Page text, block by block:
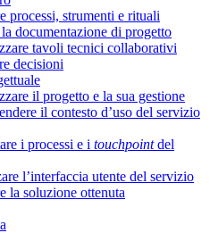
processi, strumenti e rituali
documentazione di progetto
tavoli tecnici collaborativi
decisioni
il progetto e la sua gestione
il contesto d’uso del servizio
i processi e i touchpointdel
l’interfaccia utente del servizio
la soluzione ottenuta